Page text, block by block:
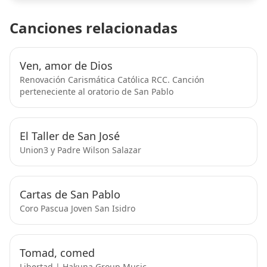
Canciones relacionadas
Ven, amor de Dios
Renovación Carismática Católica RCC. Canción
perteneciente al oratorio de San Pablo
El Taller de San José
Union3 y Padre Wilson Salazar
Cartas de San Pablo
Coro Pascua Joven San Isidro
Tomad, comed